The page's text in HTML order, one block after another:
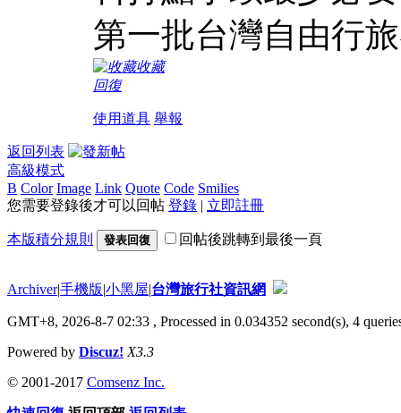
第一批台灣自由行
收藏
回復
使用道具 舉報
返回列表
高級模式
B Color Image Link Quote Code Smilies
您需要登錄後才可以回帖 登錄 | 立即註冊
本版積分規則 發表回復 回帖後跳轉到最後一頁
Archiver|手機版|小黑屋|台灣旅行社資訊網
GMT+8, 2026-8-7 02:33 , Processed in 0.034352 second(s), 4
Powered by Discuz! X3.3
© 2001-2017 Comsenz Inc.